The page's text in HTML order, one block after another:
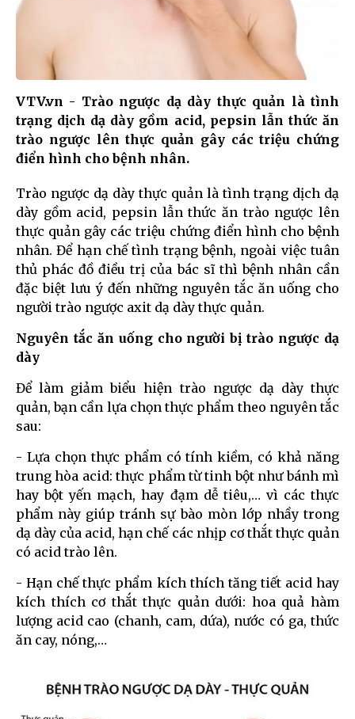
VTV.vn - Trào ngược dạ dày thực quản là tình
trạng dịch dạ dày gồm acid, pepsin lẫn thức ăn
trào ngược lên thực quản gây các triệu chứng
điển hình cho bệnh nhân.
Trào ngược dạ dày thực quản là tình trạng dịch dạ
dày gồm acid, pepsin lẫn thức ăn trào ngược lên
thực quản gây các triệu chứng điển hình cho bệnh
nhân. Để hạn chế tình trạng bệnh, ngoài việc tuân
thủ phác đồ điều trị của bác sĩ thì bệnh nhân cần
đặc biệt lưu ý đến những nguyên tắc ăn uống cho
người trào ngược axit dạ dày thực quản.
Nguyên tắc ăn uống cho người bị trào ngược dạ
dày
Để làm giảm biểu hiện trào ngược dạ dày thực
quản, bạn cần lựa chọn thực phẩm theo nguyên tắc
sau:
- Lựa chọn thực phẩm có tính kiềm, có khả năng
trung hòa acid: thực phẩm từ tinh bột như bánh mì
hay bột yến mạch, hay đạm dễ tiêu,… vì các thực
phẩm này giúp tránh sự bào mòn lớp nhầy trong
dạ dày của acid, hạn chế các nhịp cơ thắt thực quản
có acid trào lên.
- Hạn chế thực phẩm kích thích tăng tiết acid hay
kích thích cơ thắt thực quản dưới: hoa quả hàm
lượng acid cao (chanh, cam, dứa), nước có ga, thức
ăn cay, nóng,…